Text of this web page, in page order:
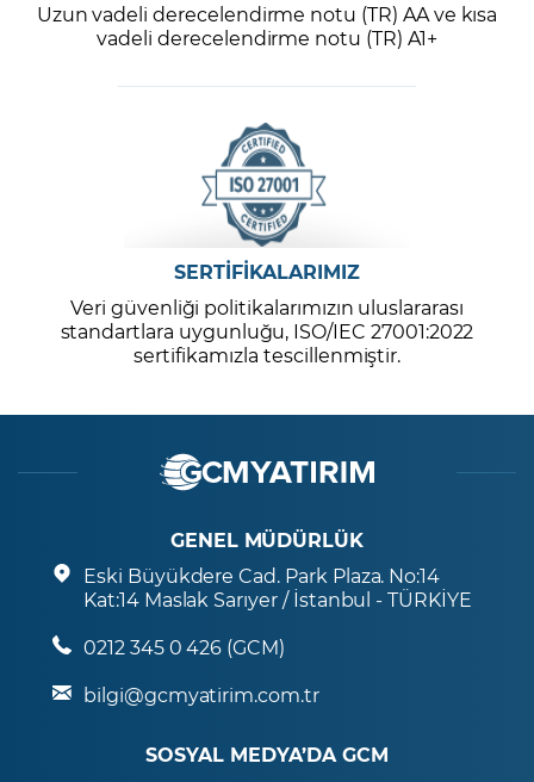
Uzun vadeli derecelendirme notu (TR) AA ve kısa
vadeli derecelendirme notu (TR) A1+
SERTİFİKALARIMIZ
Veri güvenliği politikalarımızın uluslararası
standartlara uygunluğu, ISO/IEC 27001:2022
sertifikamızla tescillenmiştir.
GENEL MÜDÜRLÜK
Eski Büyükdere Cad. Park Plaza. No:14
Kat:14 Maslak Sarıyer / İstanbul - TÜRKİYE
0212 345 0 426 (GCM)
bilgi@gcmyatirim.com.tr
SOSYAL MEDYA’DA GCM